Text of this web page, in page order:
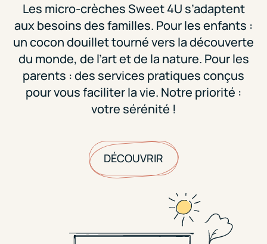
Les micro-crèches Sweet 4U s’adaptent
aux besoins des familles. Pour les enfants :
un cocon douillet tourné vers la découverte
du monde, de l’art et de la nature. Pour les
parents : des services pratiques conçus
pour vous faciliter la vie. Notre priorité :
votre sérénité !
DÉCOUVRIR